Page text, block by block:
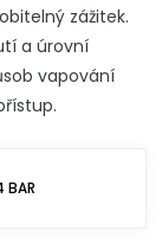
zážitek.
a úrovní
vapování
BAR